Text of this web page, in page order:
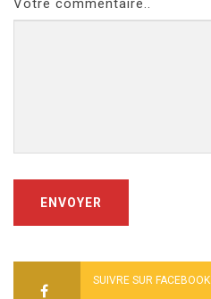
Votre commentaire..
ENVOYER
SUIVRE SUR FACEBOOK